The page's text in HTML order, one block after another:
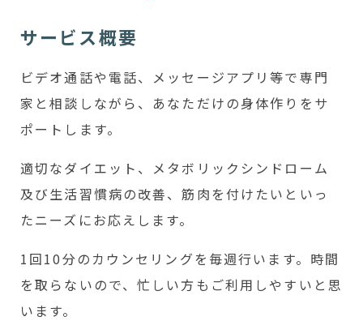
サービス概要
ビデオ通話や電話、メッセージアプリ等で専門
家と相談しながら、あなただけの身体作りをサ
ポートします。
適切なダイエット、メタボリックシンドローム
及び生活習慣病の改善、筋肉を付けたいといっ
たニーズにお応えします。
1回10分のカウンセリングを毎週行います。時間
を取らないので、忙しい方もご利用しやすいと思
います。